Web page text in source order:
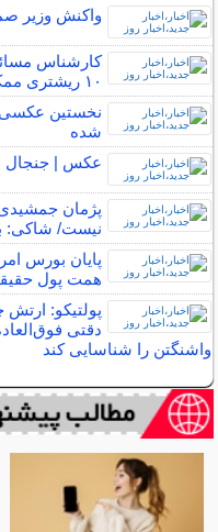
واکنش وزیر
کارشناس
۱۰ ریشتری ممکن است از بین برود
نخستین
شده
عکس | جنجال
پژمان
نیست/ شاکی:
همت پول
پولتیکو: ارتش
دقتی
واشنگتن را شناسایی کند